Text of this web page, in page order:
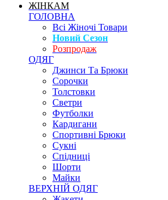
ЖІНКАМ
ГОЛОВНА
Всі Жіночі Товари
Новий Сезон
Розпродаж
ОДЯГ
Джинси Та Брюки
Сорочки
Толстовки
Светри
Футболки
Кардигани
Спортивні Брюки
Сукні
Спідниці
Шорти
Майки
ВЕРХНІЙ ОДЯГ